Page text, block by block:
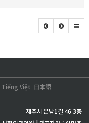
日本語
Tiếng Việt
제주시 은남1길 46 3층